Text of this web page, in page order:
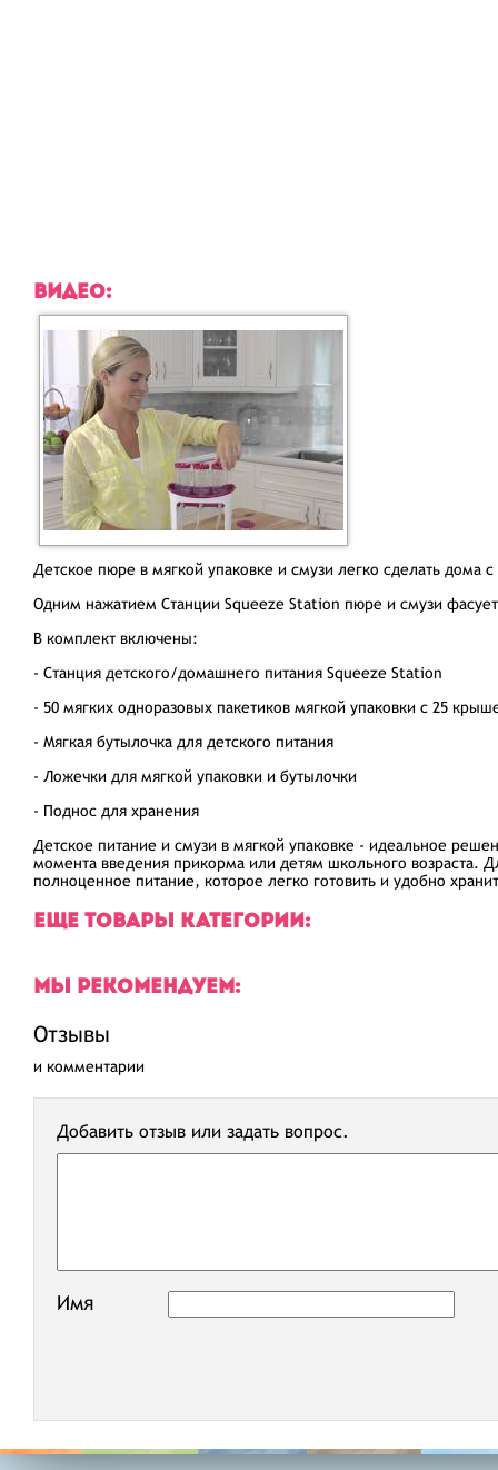
ВИДЕО:
Детское пюре в мягкой упаковке и смузи легко сделать
Одним нажатием Станции Squeeze Station пюре и смузи
В комплект включены:
- Станция детского/домашнего питания Squeeze Station
- 50 мягких одноразовых пакетиков мягкой упаковки с 25
- Мягкая бутылочка для детского питания
- Ложечки для мягкой упаковки и бутылочки
- Поднос для хранения
Детское питание и смузи в мягкой упаковке - идеальное
момента введения прикорма или детям школьного возраста.
полноценное питание, которое легко готовить и удобно
ЕЩЕ ТОВАРЫ КАТЕГОРИИ:
МЫ РЕКОМЕНДУЕМ:
Отзывы
и комментарии
Добавить отзыв или задать вопрос.
Имя